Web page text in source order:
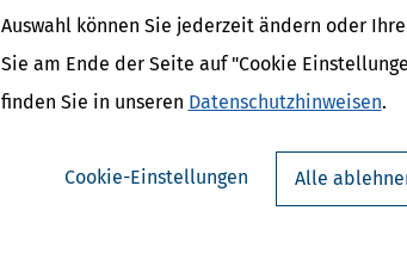
Auswahl können Sie jederzeit ändern oder
Sie am Ende der Seite auf "Cookie
finden Sie in unseren Datenschutzhinweisen.
Cookie-Einstellungen Alle
NEWS & RATGEBER
… Doch ein
ein häusliches
getrennte und detaillierte